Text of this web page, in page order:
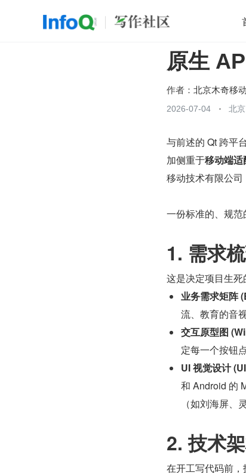
开源 架构
团队管理
原生
作者：
2026-07-04 北京
与前述的 Qt 跨平
加侧重于移动端
移动技术有限公
一份标准的、规范
1. 需求
这是决定项目生死
业务需求矩阵
流、教育的音
交互原型图
定每一个按钮
UI 视觉设计
和 Android 的
（如刘海屏、
2. 技术
在开工写代码前，